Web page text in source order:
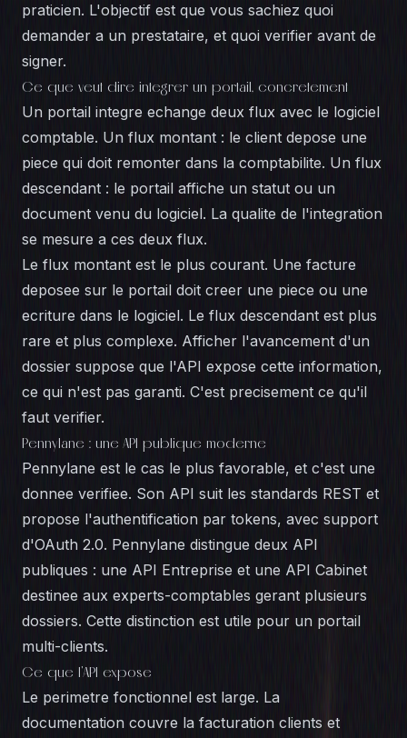
praticien. L'objectif est que vous sachiez quoi
demander a un prestataire, et quoi verifier avant de
signer.
Ce que veut dire integrer un portail, concretement
Un portail integre echange deux flux avec le logiciel
comptable. Un flux montant : le client depose une
piece qui doit remonter dans la comptabilite. Un flux
descendant : le portail affiche un statut ou un
document venu du logiciel. La qualite de l'integration
se mesure a ces deux flux.
Le flux montant est le plus courant. Une facture
deposee sur le portail doit creer une piece ou une
ecriture dans le logiciel. Le flux descendant est plus
rare et plus complexe. Afficher l'avancement d'un
dossier suppose que l'API expose cette information,
ce qui n'est pas garanti. C'est precisement ce qu'il
faut verifier.
Pennylane : une API publique moderne
Pennylane est le cas le plus favorable, et c'est une
donnee verifiee. Son API suit les standards REST et
propose l'authentification par tokens, avec support
d'OAuth 2.0. Pennylane distingue deux API
publiques : une API Entreprise et une API Cabinet
destinee aux experts-comptables gerant plusieurs
dossiers. Cette distinction est utile pour un portail
multi-clients.
Ce que l'API expose
Le perimetre fonctionnel est large. La
documentation couvre la facturation clients et